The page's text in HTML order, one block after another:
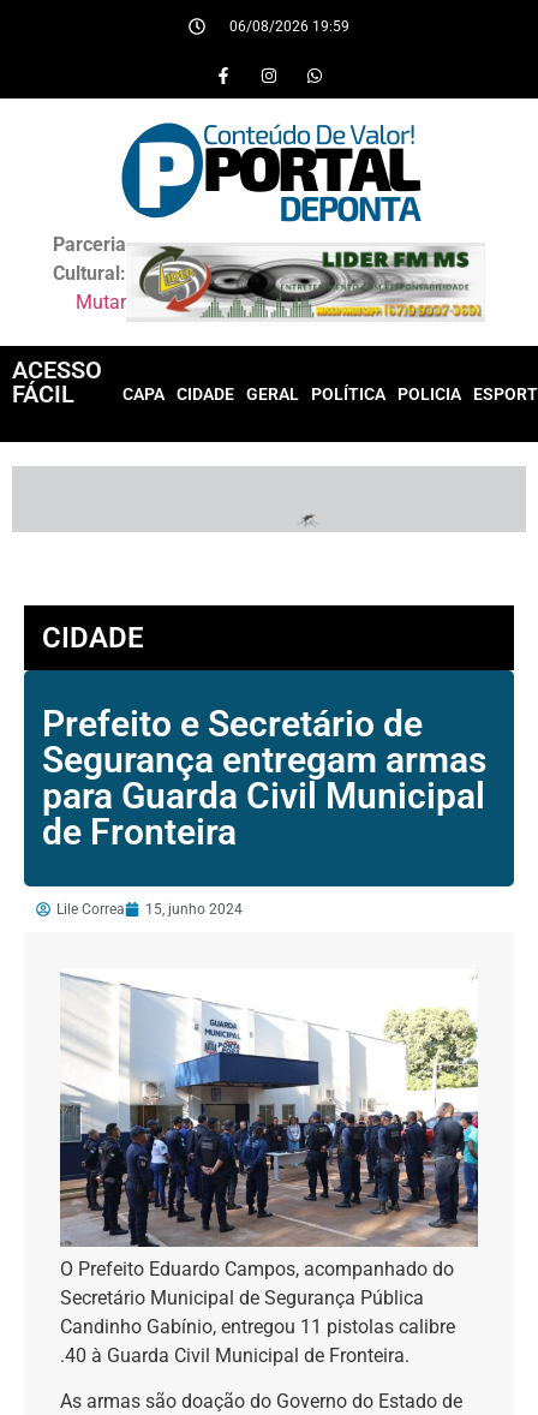
06/08/2026 19:59
Parceria
Cultural:
Mutar
ACESSO
FÁCIL
CAPA CIDADE GERAL POLÍTICA POLICIA
CIDADE
Prefeito e Secretário de
Segurança entregam armas
para Guarda Civil Municipal
de Fronteira
Lile Correa 15, junho 2024
O Prefeito Eduardo Campos, acompanhado do
Secretário Municipal de Segurança Pública
Candinho Gabínio, entregou 11 pistolas calibre
.40 à Guarda Civil Municipal de Fronteira.
As armas são doação do Governo do Estado de